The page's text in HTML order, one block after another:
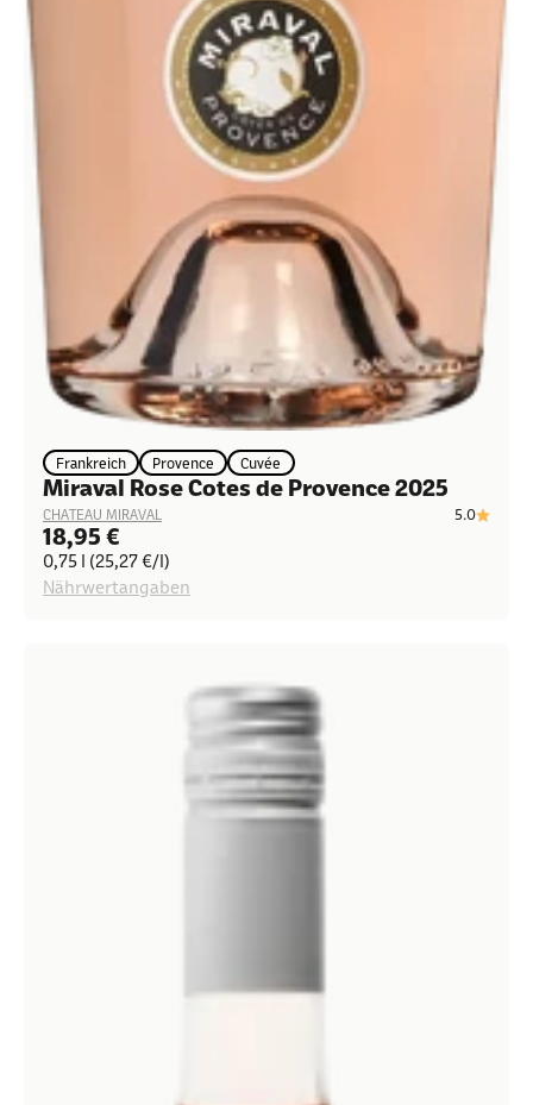
Frankreich Provence Cuvée
Miraval Rose Cotes de Provence 2025
CHATEAU MIRAVAL 5.0
Angebot
18,95 €
0,75 l (25,27 €/l)
Nährwertangaben